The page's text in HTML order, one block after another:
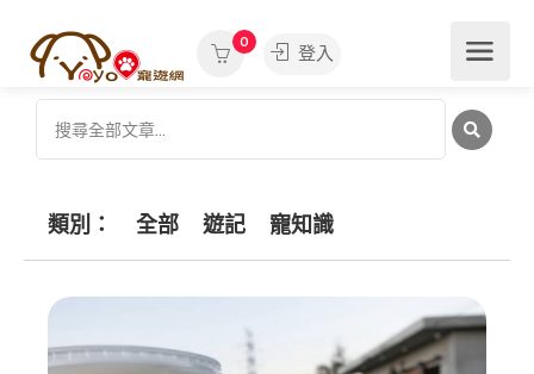
0
登入
類別： 全部 遊記 寵知識